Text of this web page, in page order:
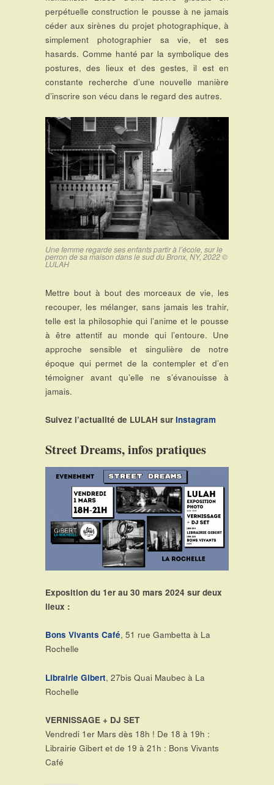
perpétuelle construction le pousse à ne jamais
céder aux sirènes du projet photographique, à
simplement photographier sa vie, et ses
hasards. Comme hanté par la symbolique des
postures, des lieux et des gestes, il est en
constante recherche d’une nouvelle manière
d’inscrire son vécu dans le regard des autres.
Une femme regarde ses enfants partir à l’école, sur le
perron de sa maison dans le sud du Bronx, NY, 2022 ©
LULAH
Mettre bout à bout des morceaux de vie, les
recouper, les mélanger, sans jamais les trahir,
telle est la philosophie qui l’anime et le pousse
à être attentif au monde qui l’entoure. Une
approche sensible et singulière de notre
époque qui permet de la contempler et d’en
témoigner avant qu’elle ne s’évanouisse à
jamais.
Suivez l’actualité de LULAH sur Instagram
Street Dreams, infos pratiques
Exposition du 1er au 30 mars 2024 sur deux
lieux :
Bons Vivants Café, 51 rue Gambetta à La
Rochelle
Librairie Gibert, 27bis Quai Maubec à La
Rochelle
VERNISSAGE + DJ SET
Vendredi 1er Mars dès 18h ! De 18 à 19h :
Librairie Gibert et de 19 à 21h : Bons Vivants
Café